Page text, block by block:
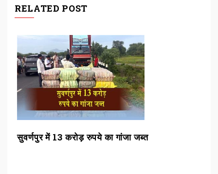
RELATED POST
करोड़ रुपये का गांजा जब्त
सुप्रीम कोर्ट